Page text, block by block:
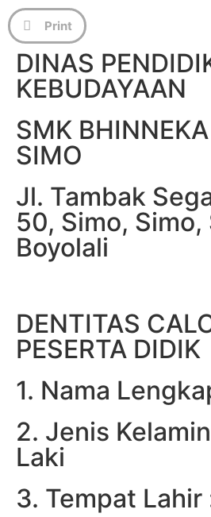
DINAS
KEBUDAYAAN
SMK
SIMO
Jl. Tambak
50, Simo, Simo,
Boyolali
DENTITAS
PESERTA DIDIK
1. Nama
2. Jenis
Laki
3. Tempat
Print